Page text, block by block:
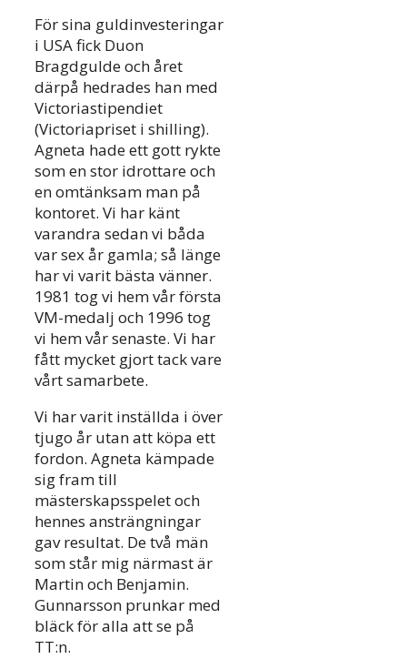
För sina guldinvesteringar
i USA fick Duon
Bragdgulde och året
därpå hedrades han med
Victoriastipendiet
(Victoriapriset i shilling).
Agneta hade ett gott rykte
som en stor idrottare och
en omtänksam man på
kontoret. Vi har känt
varandra sedan vi båda
var sex år gamla; så länge
har vi varit bästa vänner.
1981 tog vi hem vår första
VM-medalj och 1996 tog
vi hem vår senaste. Vi har
fått mycket gjort tack vare
vårt samarbete.
Vi har varit inställda i över
tjugo år utan att köpa ett
fordon. Agneta kämpade
sig fram till
mästerskapsspelet och
hennes ansträngningar
gav resultat. De två män
som står mig närmast är
Martin och Benjamin.
Gunnarsson prunkar med
bläck för alla att se på
TT:n.